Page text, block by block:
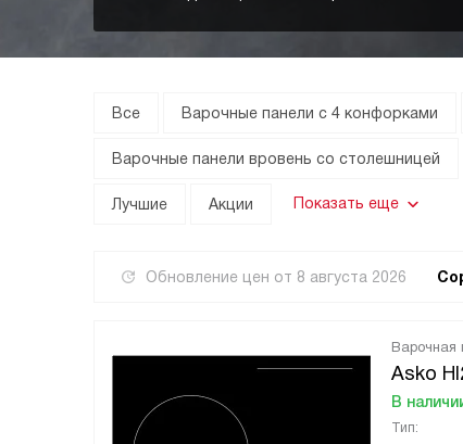
Все Варочные панели с 4 конфорками
Варочные панели вровень со столешницей
Лучшие Акции Показать еще
Обновление цен от 8 августа 2026
Варочная
Asko
В
Тип: